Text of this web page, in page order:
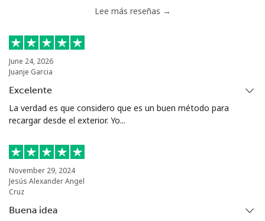
Lee más reseñas →
June 24, 2026
Juanje Garcia
Excelente
La verdad es que considero que es un buen método para
recargar desde el exterior. Yo...
November 29, 2024
Jesús Alexander Angel
Cruz
Buena idea